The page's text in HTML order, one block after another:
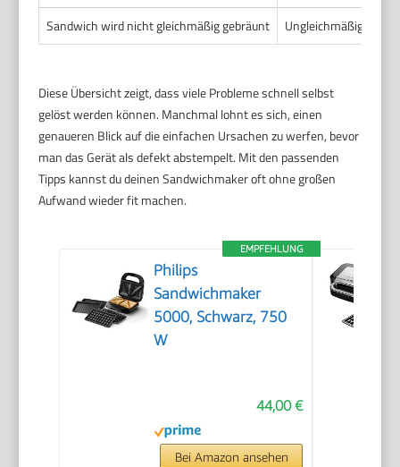
Sandwich wird nicht gleichmäßig gebräunt
Ungleichmäßige
Diese Übersicht zeigt, dass viele Probleme schnell selbst
gelöst werden können. Manchmal lohnt es sich, einen
genaueren Blick auf die einfachen Ursachen zu werfen, bevor
man das Gerät als defekt abstempelt. Mit den passenden
Tipps kannst du deinen Sandwichmaker oft ohne großen
Aufwand wieder fit machen.
EMPFEHLUNG
Philips
Sandwichmaker
5000, Schwarz, 750
W
44,00 €
Bei Amazon ansehen